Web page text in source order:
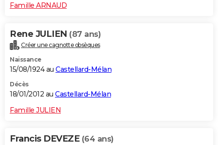
Famille ARNAUD
Rene JULIEN (87 ans)
Créer une cagnotte obsèques
Naissance
15/08/1924 au Castellard-Mélan
Décès
18/01/2012 au Castellard-Mélan
Famille JULIEN
Francis DEVEZE (64 ans)